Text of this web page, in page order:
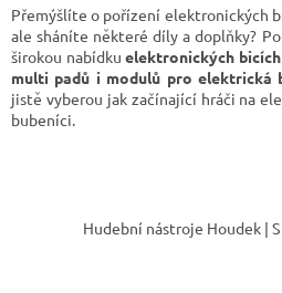
a
c
í
p
r
p
v
á
n
í
Přemýšlíte o pořízení elektronických
ale sháníte některé díly a doplňky?
širokou nabídkuelektronických
multi padů i modulů pro elektrická
jistě vyberou jak začínající hráči na
bubeníci.
Hudební nástroje Houdek |